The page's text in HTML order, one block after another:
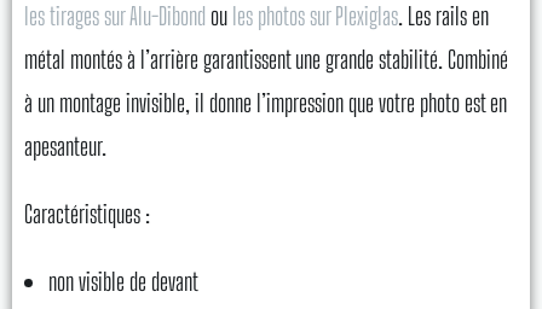
les tirages sur Alu-Dibond ou les photos sur Plexiglas. Les rails en
métal montés à l’arrière garantissent une grande stabilité. Combiné
à un montage invisible, il donne l’impression que votre photo est en
apesanteur.
Caractéristiques :
non visible de devant